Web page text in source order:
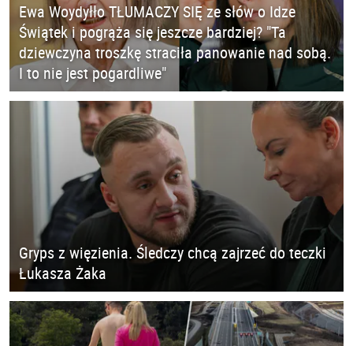
Ewa Woydyłło TŁUMACZY SIĘ ze słów o Idze
Świątek i pogrąża się jeszcze bardziej? "Ta
dziewczyna troszkę straciła panowanie nad sobą.
I to nie jest pogardliwe"
Gryps z więzienia. Śledczy chcą zajrzeć do teczki
Łukasza Żaka